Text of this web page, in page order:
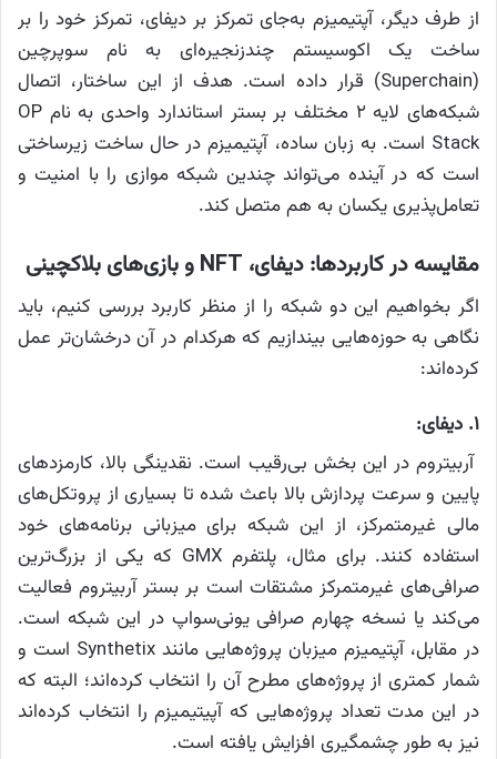
از طرف دیگر، آپتیمیزم به‌جای تمرکز بر دیفای، تمرکز خود را بر
ساخت یک اکوسیستم چندزنجیره‌ای به نام سوپرچین
(Superchain) قرار داده است. هدف از این ساختار، اتصال
شبکه‌های لایه ۲ مختلف بر بستر استاندارد واحدی به نام OP
Stack است. به زبان ساده، آپتیمیزم در حال ساخت زیرساختی
است که در آینده می‌تواند چندین شبکه‌ موازی را با امنیت و
تعامل‌پذیری یکسان به هم متصل کند.
مقایسه در کاربردها: دیفای، NFT و بازی‌های بلاکچینی
اگر بخواهیم این دو شبکه را از منظر کاربرد بررسی کنیم، باید
نگاهی به حوزه‌هایی بیندازیم که هرکدام در آن درخشان‌تر عمل
کرده‌اند:
۱. دیفای:
آربیتروم در این بخش بی‌رقیب است. نقدینگی بالا، کارمزدهای
پایین و سرعت پردازش بالا باعث شده تا بسیاری از پروتکل‌های
مالی غیرمتمرکز، از این شبکه برای میزبانی برنامه‌های خود
استفاده کنند. برای مثال، پلتفرم GMX که یکی از بزرگ‌ترین
صرافی‌های غیرمتمرکز مشتقات است بر بستر آربیتروم فعالیت
می‌کند یا نسخه چهارم صرافی یونی‌سواپ در این شبکه است.
در مقابل، آپتیمیزم میزبان پروژه‌هایی مانند Synthetix است و
شمار کمتری از پروژه‌های مطرح آن را انتخاب کرده‌اند؛ البته که
در این مدت تعداد پروژه‌هایی که آپیتیمیزم را انتخاب کرده‌اند
نیز به طور چشمگیری افزایش یافته است.